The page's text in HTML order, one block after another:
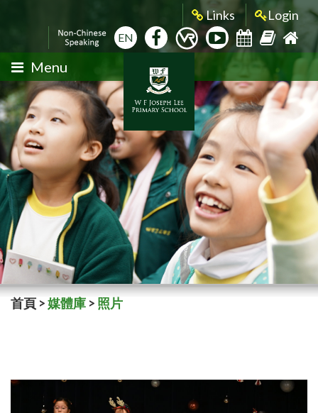
Links Login
EN
Menu
首頁 >媒體庫 > 照片